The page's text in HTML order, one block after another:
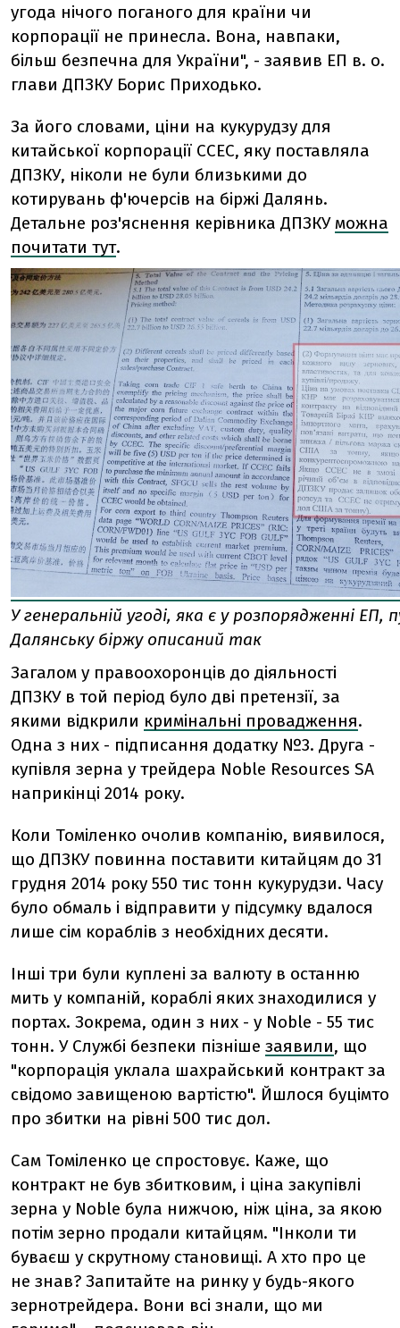
угода нічого поганого для країни чи
корпорації не принесла. Вона, навпаки,
більш безпечна для України", - заявив ЕП в. о.
глави ДПЗКУ Борис Приходько.
За його словами, ціни на кукурудзу для
китайської корпорації CCEC, яку поставляла
ДПЗКУ, ніколи не були близькими до
котирувань ф'ючерсів на біржі Далянь.
Детальне роз'яснення керівника ДПЗКУможна
почитати тут.
У генеральній угоді, яка є у розпорядженні ЕП,
Далянську біржу описаний так
Загалом у правоохоронців до діяльності
ДПЗКУ в той період було дві претензії, за
якими відкрили кримінальні провадження.
Одна з них - підписання додатку №3. Друга -
купівля зерна у трейдера Noble Resources SA
наприкінці 2014 року.
Коли Томіленко очолив компанію, виявилося,
що ДПЗКУ повинна поставити китайцям до 31
грудня 2014 року 550 тис тонн кукурудзи. Часу
було обмаль і відправити у підсумку вдалося
лише сім кораблів з необхідних десяти.
Інші три були куплені за валюту в останню
мить у компаній, кораблі яких знаходилися у
портах. Зокрема, один з них - у Noble - 55 тис
тонн. У Службі безпеки пізніше заявили, що
"корпорація уклала шахрайський контракт за
свідомо завищеною вартістю". Йшлося буцімто
про збитки на рівні 500 тис дол.
Сам Томіленко це спростовує. Каже, що
контракт не був збитковим, і ціна закупівлі
зерна у Noble була нижчою, ніж ціна, за якою
потім зерно продали китайцям. "Інколи ти
буваєш у скрутному становищі. А хто про це
не знав? Запитайте на ринку у будь-якого
зернотрейдера. Вони всі знали, що ми